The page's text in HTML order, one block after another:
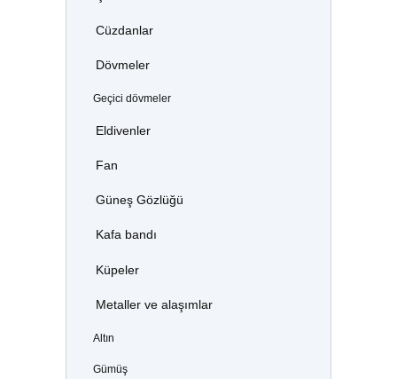
Cüzdanlar
Dövmeler
Geçici dövmeler
Eldivenler
Fan
Güneş Gözlüğü
Kafa bandı
Küpeler
Metaller ve alaşımlar
Altın
Gümüş